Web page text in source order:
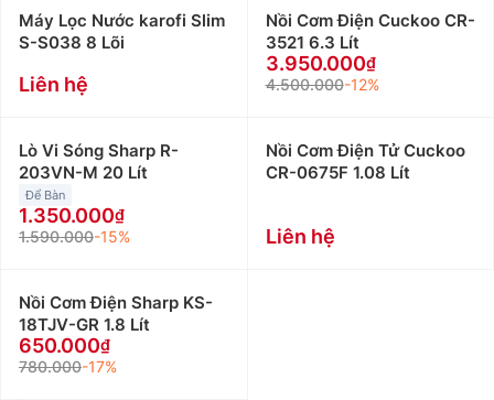
Máy Lọc Nước karofi Slim
S-S038 8 Lõi
Liên hệ
Nồi Cơm Điện Cuckoo CR-
3521 6.3 Lít
3.950.000
4.500.000-12%
Lò Vi Sóng Sharp R-
203VN-M 20 Lít
Để Bàn
1.350.000
1.590.000-15%
Nồi Cơm Điện Tử Cuckoo
CR-0675F 1.08 Lít
Liên hệ
Nồi Cơm Điện Sharp KS-
18TJV-GR 1.8 Lít
650.000
780.000-17%